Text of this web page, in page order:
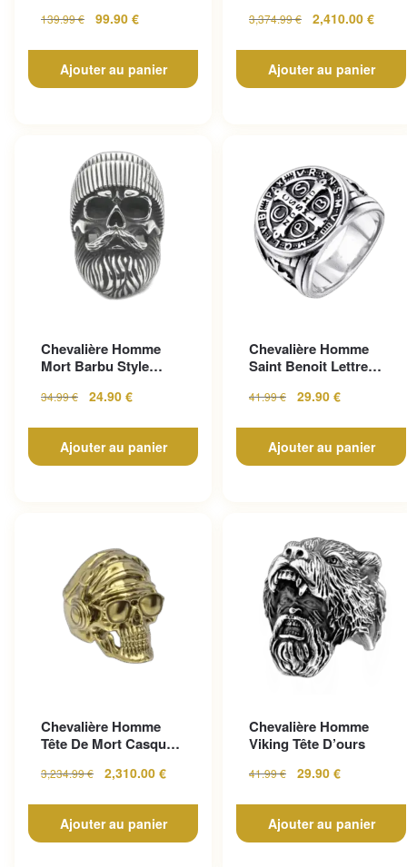
139.99€ 99.90 €
Ajouter au panier
Gothique...
3,374.99€ 2,410.00 €
Ajouter au panier
Chevalière Homme
Mort Barbu Style
Inoxy...
34.99€ 24.90 €
Ajouter au panier
Chevalière Homme
Saint Benoit Lettre
41.99€ 29.90 €
Ajouter au panier
Chevalière Homme
Tête De Mort Casque
3,234.99€ 2,310.00 €
Ajouter au panier
Chevalière Homme
Viking Tête D’ours
41.99€ 29.90 €
Ajouter au panier